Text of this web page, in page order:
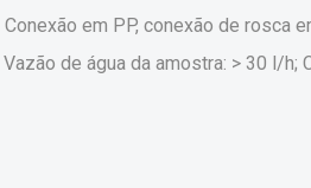
em PP, conexão de rosca
de água da amostra: > 30 l/h;